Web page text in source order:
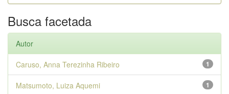
Busca facetada
Autor
1
Caruso, Anna Terezinha Ribeiro
1
Matsumoto, Luiza Aquemi